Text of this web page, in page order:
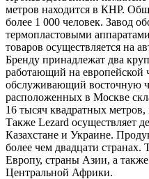
метров находится в КНР.
более 1 000 человек. Завод
термопластовыми
товаров осуществляется на
Бренду принадлежат два
работающий на
обслуживающий восточную
расположенных в Москве
16 тысяч квадратных
Также Lezard осуществляет
Казахстане и Украине.
более чем двадцати странах.
Европу, страны Азии, а
Центральной Африки.